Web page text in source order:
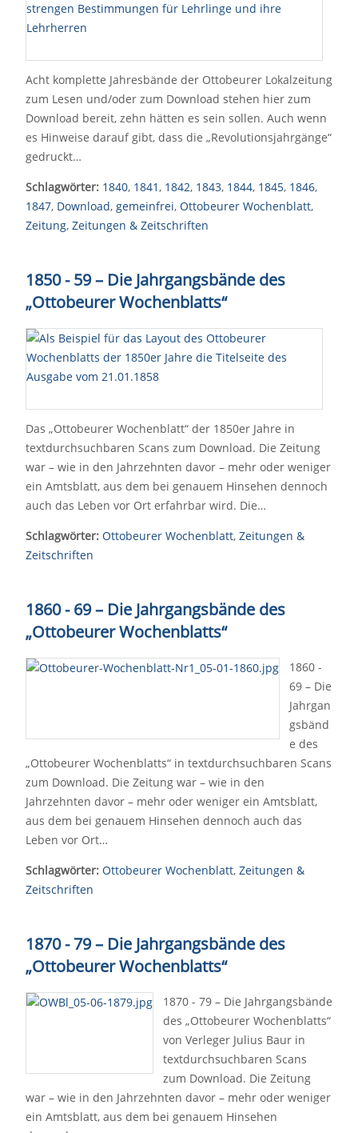
Acht komplette Jahresbände der Ottobeurer Lokalzeitung
zum Lesen und/oder zum Download stehen hier zum
Download bereit, zehn hätten es sein sollen. Auch wenn
es Hinweise darauf gibt, dass die „Revolutionsjahrgänge“
gedruckt…
Schlagwörter: 1840, 1841, 1842, 1843, 1844, 1845, 1846,
1847, Download, gemeinfrei, Ottobeurer Wochenblatt,
Zeitung, Zeitungen & Zeitschriften
1850 - 59 – Die Jahrgangsbände des
„Ottobeurer Wochenblatts“
Das „Ottobeurer Wochenblatt“ der 1850er Jahre in
textdurchsuchbaren Scans zum Download. Die Zeitung
war – wie in den Jahrzehnten davor – mehr oder weniger
ein Amtsblatt, aus dem bei genauem Hinsehen dennoch
auch das Leben vor Ort erfahrbar wird. Die…
Schlagwörter: Ottobeurer Wochenblatt, Zeitungen &
Zeitschriften
1860 - 69 – Die Jahrgangsbände des
„Ottobeurer Wochenblatts“
1860 -
69 – Die
Jahrgan
gsbänd
e des
„Ottobeurer Wochenblatts“ in textdurchsuchbaren Scans
zum Download. Die Zeitung war – wie in den
Jahrzehnten davor – mehr oder weniger ein Amtsblatt,
aus dem bei genauem Hinsehen dennoch auch das
Leben vor Ort…
Schlagwörter: Ottobeurer Wochenblatt, Zeitungen &
Zeitschriften
1870 - 79 – Die Jahrgangsbände des
„Ottobeurer Wochenblatts“
1870 - 79 – Die Jahrgangsbände
des „Ottobeurer Wochenblatts“
von Verleger Julius Baur in
textdurchsuchbaren Scans
zum Download. Die Zeitung
war – wie in den Jahrzehnten davor – mehr oder weniger
ein Amtsblatt, aus dem bei genauem Hinsehen